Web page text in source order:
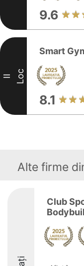
9.6
II Loc
Smart
8.1
Alte firme
Club